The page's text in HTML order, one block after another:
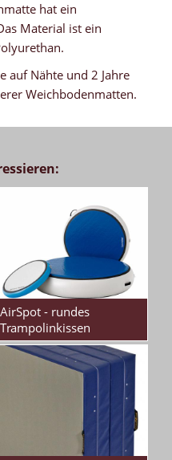
hat ein
Material ist ein
auf Nähte und 2 Jahre
Weichbodenmatten.
AirSpot - rundes
Trampolinkissen